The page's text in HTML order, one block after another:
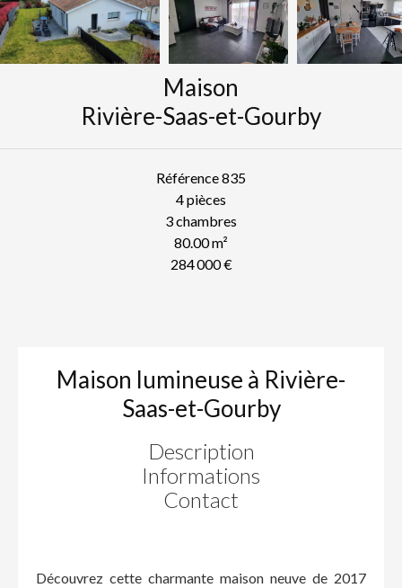
Maison
Rivière-Saas-et-Gourby
Référence835
4 pièces
3 chambres
80.00m²
284 000 €
Maison lumineuse à Rivière-
Saas-et-Gourby
Description
Informations
Contact
Découvrez cette charmante maison neuve de 2017